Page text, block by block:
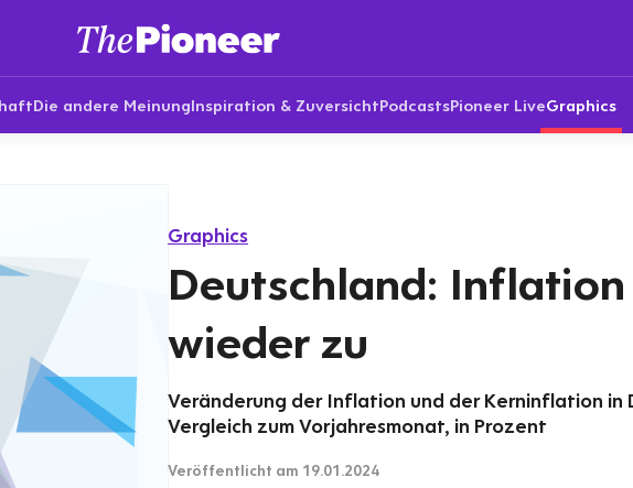
Die andere MeinungInspiration & ZuversichtPodcastsPioneer LiveGraphics
Graphics
Deutschland:
wieder zu
Veränderung der Inflation und der Kerninflation in
Vergleich zum Vorjahresmonat, in Prozent
Veröffentlicht am 19.01.2024